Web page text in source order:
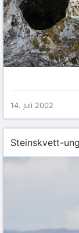
14. juli 2002
Steinskvett-